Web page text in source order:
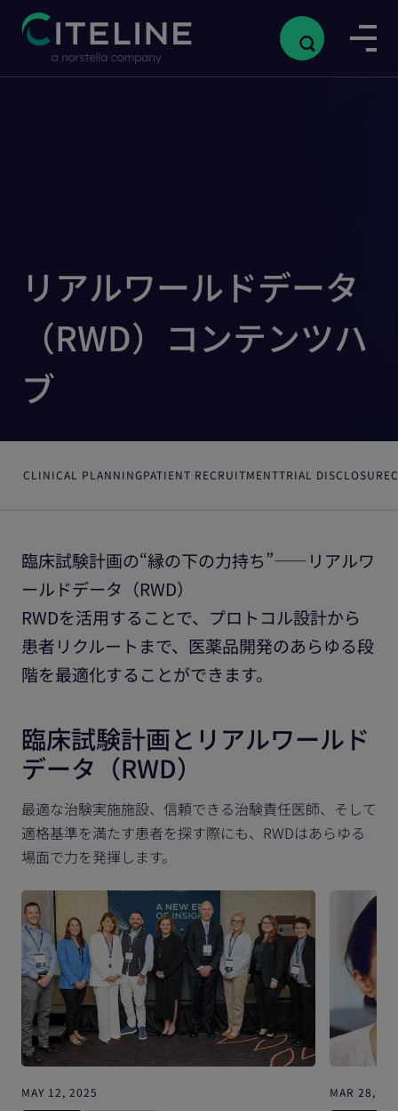
リアルワールドデータ
（RWD）コンテンツハ
ブ
CLINICAL PLANNINGPATIENT RECRUITMENTTRIAL DISCLOSURE
臨床試験計画の“縁の下の力持ち”――リアルワ
ールドデータ（RWD）
RWDを活用することで、プロトコル設計から
患者リクルートまで、医薬品開発のあらゆる段
階を最適化することができます。
臨床試験計画とリアルワールド
データ（RWD）
最適な治験実施施設、信頼できる治験責任医師、そして
適格基準を満たす患者を探す際にも、RWDはあらゆる
場面で力を発揮します。
MAY 12, 2025
MAR 28,